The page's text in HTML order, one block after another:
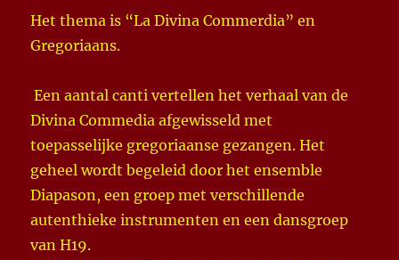
Het thema is “La Divina Commerdia” en
Gregoriaans.
Een aantal canti vertellen het verhaal van de
Divina Commedia afgewisseld met
toepasselijke gregoriaanse gezangen. Het
geheel wordt begeleid door het ensemble
Diapason, een groep met verschillende
autenthieke instrumenten en een dansgroep
van H19.